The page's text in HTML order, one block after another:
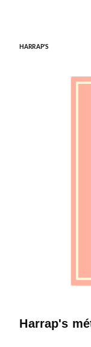
HARRAP'S
Harrap's